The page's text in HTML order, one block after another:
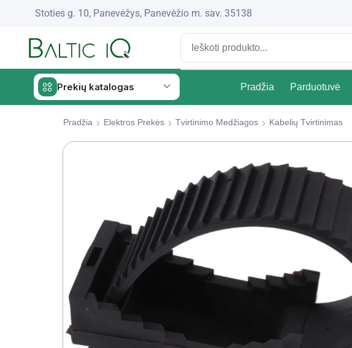
Stoties g. 10, Panevėžys, Panevėžio m. sav. 35138
Prekių katalogas Pradžia Parduotuvė
Pradžia Elektros Prekės Tvirtinimo Medžiagos Kabelių Tvirtinimas